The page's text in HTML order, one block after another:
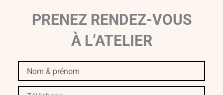
PRENEZ RENDEZ-VOUS
À L’ATELIER
prénom